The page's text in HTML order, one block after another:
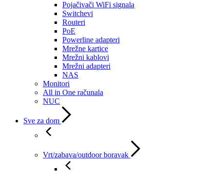
Pojačivači WiFi signala
Switchevi
Routeri
PoE
Powerline adapteri
Mrežne kartice
Mrežni kablovi
Mrežni adapteri
NAS
Monitori
All in One računala
NUC
Sve za dom
Vrt/zabava/outdoor boravak